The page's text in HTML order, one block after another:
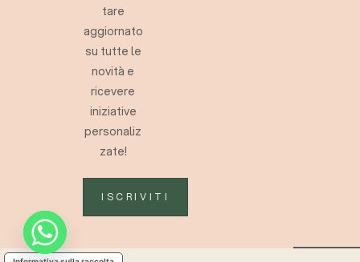
tare
aggiornato
su tutte le
novità e
ricevere
iniziative
personaliz
zate!
ISCRIVITI